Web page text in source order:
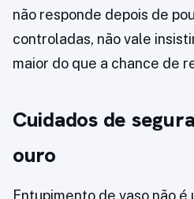
não responde depois de
controladas, não vale
maior do que a chance de
Cuidados de
ouro
Entupimento de vaso não